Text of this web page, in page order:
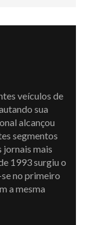
veículos de
sua
alcançou
segmentos
jornais mais
1993 surgiu o
no primeiro
a mesma